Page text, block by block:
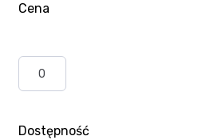
Ulubione
Wysyłka i płatność
Cena
Dostępność